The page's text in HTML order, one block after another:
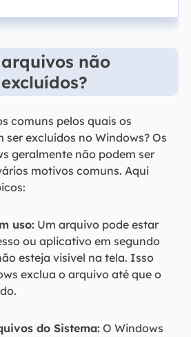
não
comuns pelos quais os
excluídos no Windows? Os
geralmente não podem ser
motivos comuns. Aqui
uso:Um arquivo pode estar
ou aplicativo em segundo
esteja visível na tela. Isso
exclua o arquivo até que o
do Sistema:O Windows